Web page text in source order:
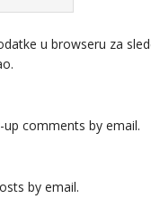
u browseru za
comments by email.
by email.